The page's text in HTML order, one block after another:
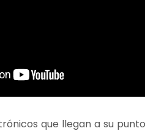
que llegan a su